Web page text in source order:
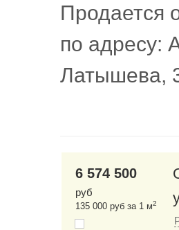
Продается
по адресу:
Латышева,
6 574 500
руб
135 000 руб за 1 м2